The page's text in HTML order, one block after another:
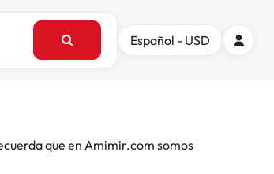
Español - USD
que en Amimir.com somos